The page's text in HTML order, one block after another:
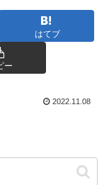
はてブ
ー
2022.11.08